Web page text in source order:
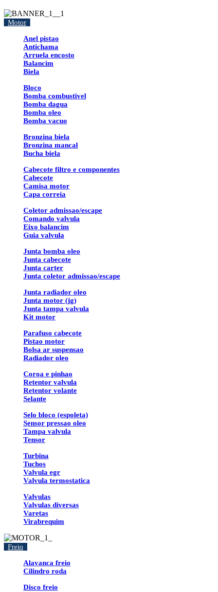
Motor
Anel pistao
Antichama
Arruela encosto
Balancim
Biela
Bloco
Bomba combustivel
Bomba dagua
Bomba oleo
Bomba vacuo
Bronzina biela
Bronzina mancal
Bucha biela
Cabecote filtro e componentes
Cabecote
Camisa motor
Capa correia
Coletor admissao/escape
Comando valvula
Eixo balancim
Guia valvula
Junta bomba oleo
Junta cabecote
Junta carter
Junta coletor admissao/escape
Junta radiador oleo
Junta motor (jg)
Junta tampa valvula
Kit motor
Parafuso cabecote
Pistao motor
Bolsa ar suspensao
Radiador oleo
Coroa e pinhao
Retentor valvula
Retentor volante
Selante
Selo bloco (espoleta)
Sensor pressao oleo
Tampa valvula
Tensor
Turbina
Tuchos
Valvula egr
Valvula termostatica
Valvulas
Valvulas diversas
Varetas
Virabrequim
Freio
Alavanca freio
Cilindro roda
Disco freio